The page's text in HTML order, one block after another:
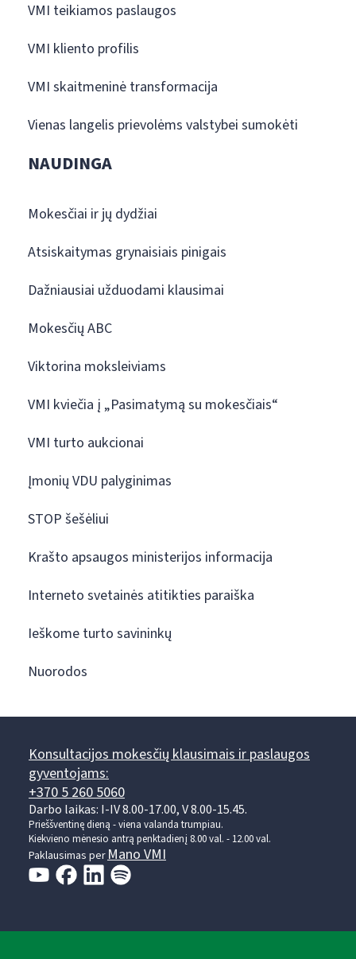
VMI teikiamos paslaugos
VMI kliento profilis
VMI skaitmeninė transformacija
Vienas langelis prievolėms valstybei sumokėti
NAUDINGA
Mokesčiai ir jų dydžiai
Atsiskaitymas grynaisiais pinigais
Dažniausiai užduodami klausimai
Mokesčių ABC
Viktorina moksleiviams
VMI kviečia į „Pasimatymą su mokesčiais“
VMI turto aukcionai
Įmonių VDU palyginimas
STOP šešėliui
Krašto apsaugos ministerijos informacija
Interneto svetainės atitikties paraiška
Ieškome turto savininkų
Nuorodos
Konsultacijos mokesčių klausimais ir paslaugos
gyventojams:
+370 5 260 5060
Darbo laikas: I-IV 8.00-17.00, V 8.00-15.45.
Prieššventinę dieną - viena valanda trumpiau.
Kiekvieno mėnesio antrą penktadienį 8.00 val. - 12.00 val.
Paklausimas perMano VMI